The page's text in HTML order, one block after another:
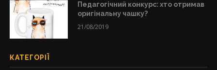
Педагогічний конкурс: хто отримав
оригінальну чашку?
21/08/2019
КАТЕГОРІЇ